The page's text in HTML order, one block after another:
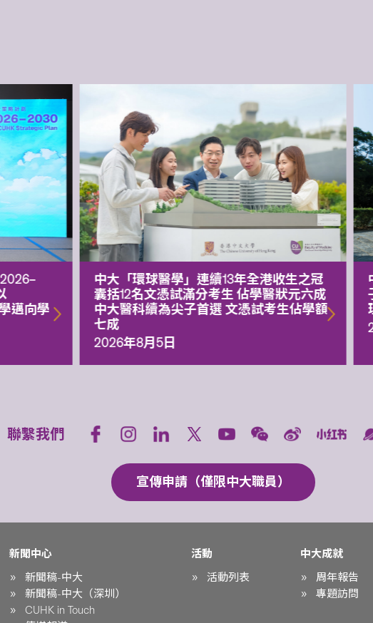
邁向學
中大「環球醫學」連續13年全港收生之冠
囊括12名文憑試滿分考生 佔學醫狀元六成
中大醫科續為尖子首選 文憑試考生佔學額
七成
2026年8月5日
聯繫我們
宣傳申請（僅限中大職員）
新聞中心
新聞稿-中大
新聞稿-中大（深圳）
CUHK in Touch
活動
活動列表
中大成就
周年報告
專題訪問